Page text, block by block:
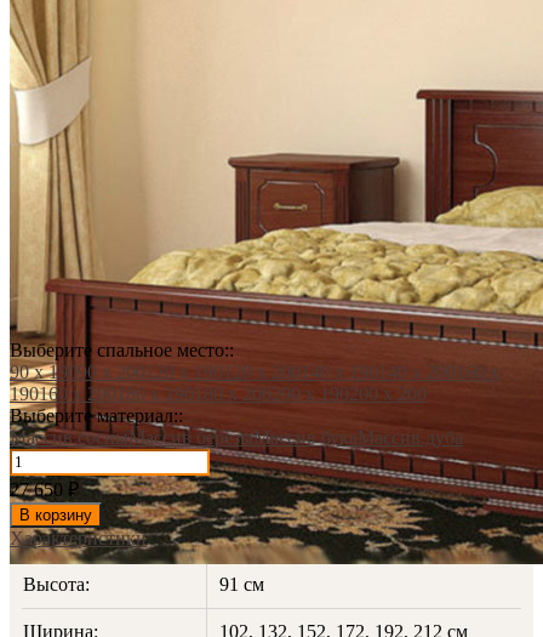
Выберите спальное место::
90 х 19090 х 200120 х 190 120 х 200140 х 190 140 х 200 160 х
190160 х 200180 х 190 180 х 200200 х 190200 х 200
Выберите материал::
Массив сосныМассив березыМассив букаМассив дуба
27 650 ₽
В корзину
Характеристики
Высота: 91 см
Ширина: 102, 132, 152, 172, 192, 212 см